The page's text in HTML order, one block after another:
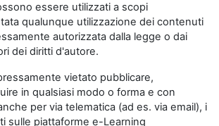
essere utilizzati a scopi
qualunque utilizzazione dei contenuti
autorizzata dalla legge o dai
dei diritti d'autore.
vietato pubblicare,
in qualsiasi modo o forma e con
per via telematica (ad es. via email), i
sulle piattaforme e-Learning